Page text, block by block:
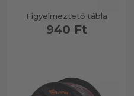
Figyelmeztető tábla
940 Ft